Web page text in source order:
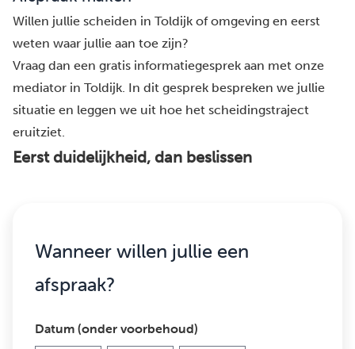
Willen jullie scheiden in Toldijk of omgeving en eerst
weten waar jullie aan toe zijn?
Vraag dan een gratis informatiegesprek aan met onze
mediator in Toldijk. In dit gesprek bespreken we jullie
situatie en leggen we uit hoe het scheidingstraject
eruitziet.
Eerst duidelijkheid, dan beslissen
Wanneer willen jullie een
afspraak?
Datum (onder voorbehoud)